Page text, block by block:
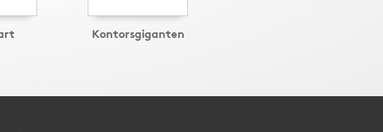
Kontorsgiganten